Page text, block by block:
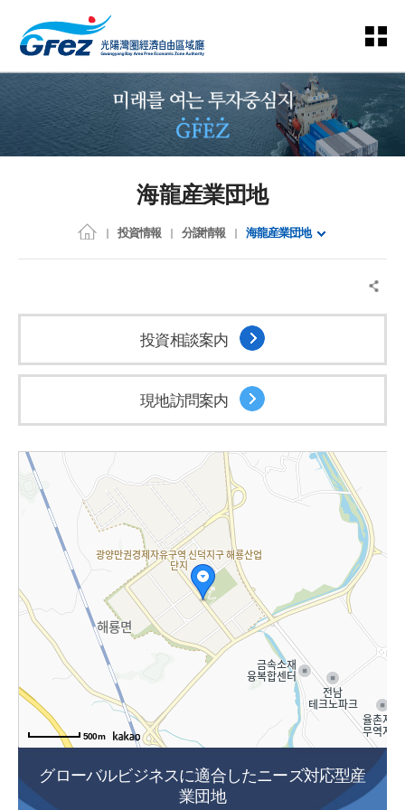
海龍産業団地
投資情報 分譲情報 海龍産業団地
投資相談案内
現地訪問案内
500m
グローバルビジネスに適合したニーズ対応型産
業団地